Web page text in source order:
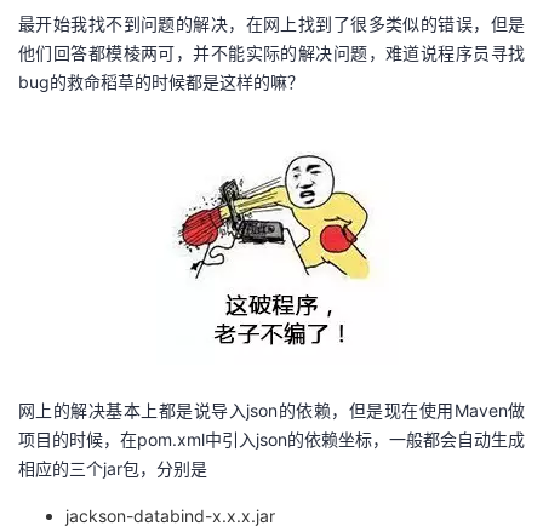
最开始我找不到问题的解决，在网上找到了很多类似的错误，但是
他们回答都模棱两可，并不能实际的解决问题，难道说程序员寻找
bug的救命稻草的时候都是这样的嘛？
网上的解决基本上都是说导入json的依赖，但是现在使用Maven做
项目的时候，在pom.xml中引入json的依赖坐标，一般都会自动生成
相应的三个jar包，分别是
jackson-databind-x.x.x.jar